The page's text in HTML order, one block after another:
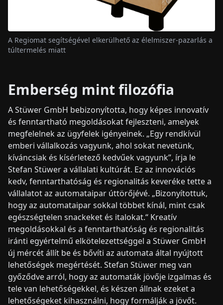
A Regiomat segítségével elkerülhető az élelmiszer-pazarlás a
túltermelés miatt
Emberség mint filozófia
A Stüwer GmbH bebizonyította, hogy képes innovatív
és fenntartható megoldásokat fejleszteni, amelyek
megfelelnek az ügyfelek igényeinek. „Egy rendkívül
emberi vállalkozás vagyunk, ahol sokat nevetünk,
kíváncsiak és kísérletező kedvűek vagyunk”, írja le
Stefan Stüwer a vállalati kultúrát. Ez az innovációs
kedv, fenntarthatóság és regionalitás keveréke tette a
vállalatot az automataipar úttörőjévé. „Bizonyítottuk,
hogy az automataipar sokkal többet kínál, mint csak
egészségtelen snackeket és italokat.“ Kreatív
megoldásokkal és a fenntarthatóság és regionalitás
iránti egyértelmű elkötelezettséggel a Stüwer GmbH
új mércét állít be és bővíti az automata által nyújtott
lehetőségek megértését. Stefan Stüwer meg van
győződve arról, hogy az automaták jövője izgalmas és
tele van lehetőségekkel, és készen állnak ezeket a
lehetőségeket kihasználni, hogy formálják a jövőt.